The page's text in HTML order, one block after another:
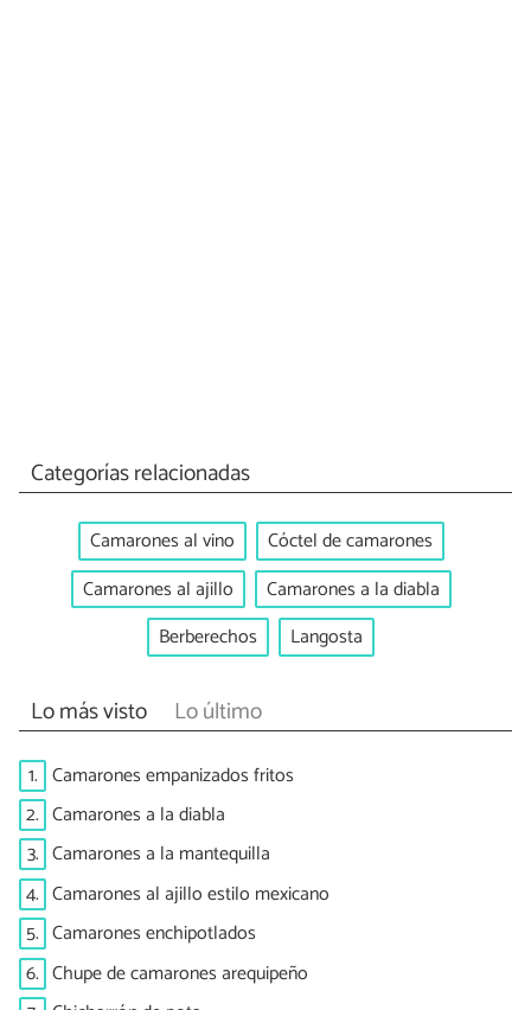
Categorías relacionadas
Camarones al vino
Cóctel de camarones
Camarones al ajillo
Camarones a la diabla
Berberechos
Langosta
Lo más visto Lo último
1. Camarones empanizados fritos
2. Camarones a la diabla
3. Camarones a la mantequilla
4. Camarones al ajillo estilo mexicano
5. Camarones enchipotlados
6. Chupe de camarones arequipeño